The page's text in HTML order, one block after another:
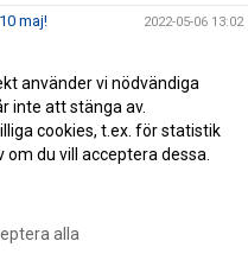
maj! 2022-05-06 13:02
avgörande 2022-05-01 21:34
se bilderna här! 2022-04-30 15:23
trepoängare 2022-04-29 21:44
använder vi nödvändiga
inte att stänga av.
cookies, t.ex. för statistik
du vill acceptera dessa.
alla